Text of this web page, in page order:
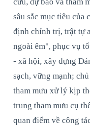
sâu sắc mục tiêu của
định chính trị, trật tự
ngoài êm", phục vụ
- xã hội, xây dựng
sạch, vững mạnh;
tham mưu xử lý kịp
trung tham mưu cụ
quan điểm về công